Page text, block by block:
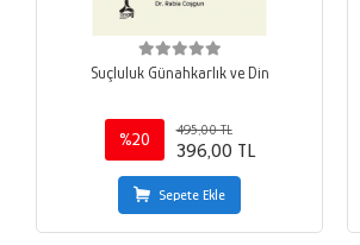
Suçluluk Günahkarlık ve Din
%20
495,00 TL
396,00 TL
Sepete Ekle